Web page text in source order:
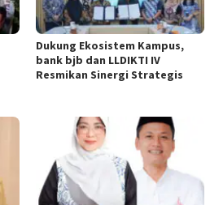
Dukung Ekosistem Kampus,
bank bjb dan LLDIKTI IV
Resmikan Sinergi Strategis